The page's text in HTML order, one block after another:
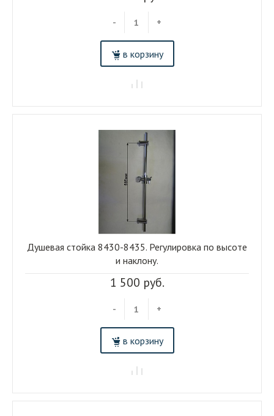
- +
в корзину
1 500 руб.
- +
в корзину
Душевая стойка 8430-8435. Регулировка по высоте
и наклону.